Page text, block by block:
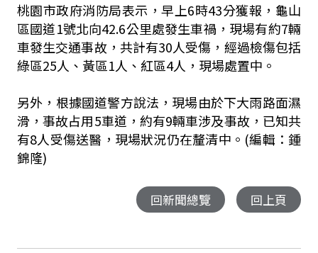
桃園市政府消防局表示，早上6時43分獲報，龜山
區國道1號北向42.6公里處發生車禍，現場有約7輛
車發生交通事故，共計有30人受傷，經過檢傷包括
綠區25人、黃區1人、紅區4人，現場處置中。
另外，根據國道警方說法，現場由於下大雨路面濕
滑，事故占用5車道，約有9輛車涉及事故，已知共
有8人受傷送醫，現場狀況仍在釐清中。(編輯：鍾
錦隆)
回新聞總覽 回上頁